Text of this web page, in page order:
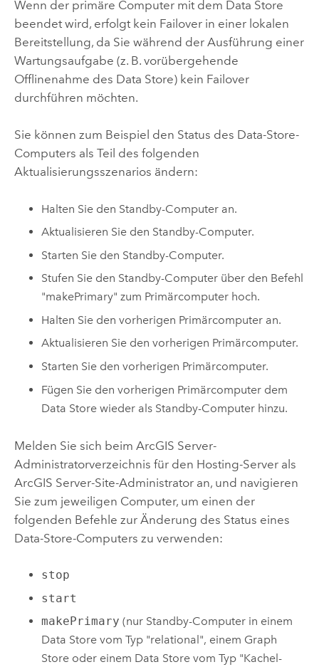
Wenn der primäre Computer mit dem Data Store
beendet wird, erfolgt kein Failover in einer lokalen
Bereitstellung, da Sie während der Ausführung einer
Wartungsaufgabe (z. B. vorübergehende
Offlinenahme des Data Store) kein Failover
durchführen möchten.
Sie können zum Beispiel den Status des Data-Store-
Computers als Teil des folgenden
Aktualisierungsszenarios ändern:
Halten Sie den Standby-Computer an.
Aktualisieren Sie den Standby-Computer.
Starten Sie den Standby-Computer.
Stufen Sie den Standby-Computer über den Befehl
"makePrimary" zum Primärcomputer hoch.
Halten Sie den vorherigen Primärcomputer an.
Aktualisieren Sie den vorherigen Primärcomputer.
Starten Sie den vorherigen Primärcomputer.
Fügen Sie den vorherigen Primärcomputer dem
Data Store wieder als Standby-Computer hinzu.
Melden Sie sich beim ArcGIS Server-
Administratorverzeichnis für den Hosting-Server als
ArcGIS Server-Site-Administrator an, und navigieren
Sie zum jeweiligen Computer, um einen der
folgenden Befehle zur Änderung des Status eines
Data-Store-Computers zu verwenden:
stop
start
makePrimary (nur Standby-Computer in einem
Data Store vom Typ "relational", einem Graph
Store oder einem Data Store vom Typ "Kachel-